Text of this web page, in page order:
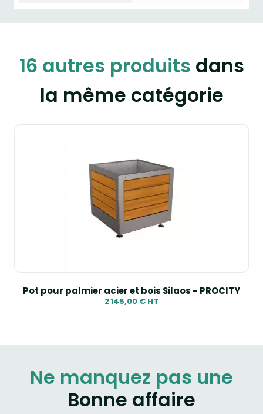
16 autres produits dans
la même catégorie
Pot pour palmier acier et bois Silaos - PROCITY
2 145,00 € HT
Ne manquez pas une
Bonne affaire